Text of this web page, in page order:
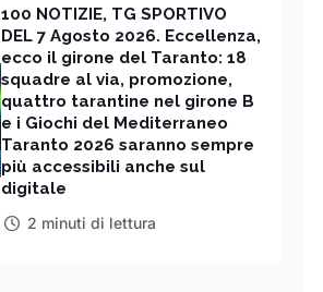
100 NOTIZIE, TG SPORTIVO
DEL 7 Agosto 2026. Eccellenza,
ecco il girone del Taranto: 18
squadre al via, promozione,
quattro tarantine nel girone B
e i Giochi del Mediterraneo
Taranto 2026 saranno sempre
più accessibili anche sul
digitale
2 minuti di lettura